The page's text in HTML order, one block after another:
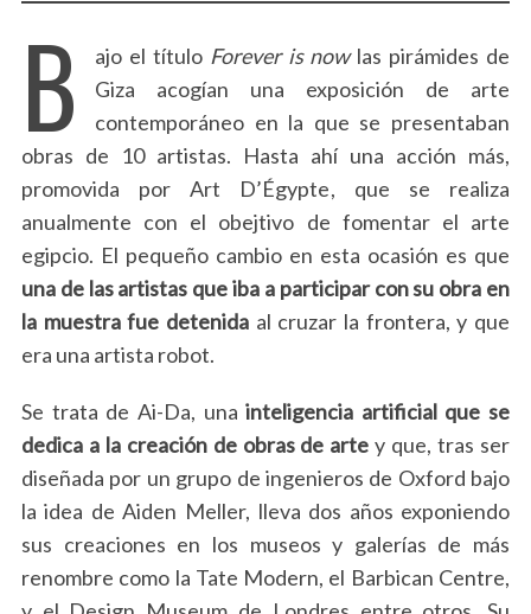
B ajo el título Forever is nowlas pirámides de
Giza acogían una exposición de arte
contemporáneo en la que se presentaban
obras de 10 artistas. Hasta ahí una acción más,
promovida por Art D’Égypte, que se realiza
anualmente con el obejtivo de fomentar el arte
egipcio. El pequeño cambio en esta ocasión es que
una de las artistas que iba a participar con su obra en
la muestra fue detenidaal cruzar la frontera, y que
era una artista robot.
Se trata de Ai-Da, una inteligencia artificial que se
dedica a la creación de obras de arte y que, tras ser
diseñada por un grupo de ingenieros de Oxford bajo
la idea de Aiden Meller, lleva dos años exponiendo
sus creaciones en los museos y galerías de más
renombre como la Tate Modern, el Barbican Centre,